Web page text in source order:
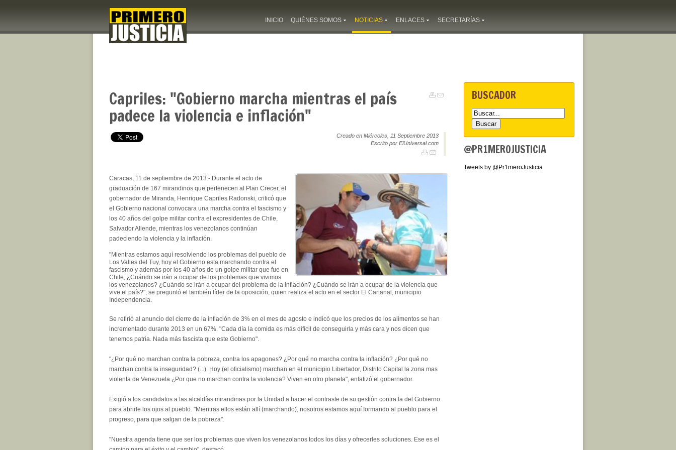
INICIO QUIÉNES SOMOS NOTICIAS ENLACES SECRETARÍAS
Capriles: "Gobierno marcha mientras el país
padece la violencia e inflación"
Creado en Miércoles, 11 Septiembre 2013
Escrito por ElUniversal.com
Caracas, 11 de septiembre de 2013.- Durante el acto de
graduación de 167 mirandinos que pertenecen al Plan Crecer, el
gobernador de Miranda, Henrique Capriles Radonski, criticó que
el Gobierno nacional convocara una marcha contra el fascismo y
los 40 años del golpe militar contra el expresidentes de Chile,
Salvador Allende, mientras los venezolanos continúan
padeciendo la violencia y la inflación.
"Mientras estamos aquí resolviendo los problemas del pueblo de
Los Valles del Tuy, hoy el Gobierno esta marchando contra el
fascismo y además por los 40 años de un golpe militar que fue en
Chile, ¿Cuándo se irán a ocupar de los problemas que vivimos
los venezolanos? ¿Cuándo se irán a ocupar del problema de la inflación? ¿Cuándo se irán a ocupar de la violencia que
vive el país?", se preguntó el también líder de la oposición, quien realiza el acto en el sector El Cartanal, municipio
Independencia.
Se refirió al anuncio del cierre de la inflación de 3% en el mes de agosto e indicó que los precios de los alimentos se han
incrementado durante 2013 en un 67%. "Cada día la comida es más difícil de conseguirla y más cara y nos dicen que
tenemos patria. Nada más fascista que este Gobierno".
"¿Por qué no marchan contra la pobreza, contra los apagones? ¿Por qué no marcha contra la inflación? ¿Por qué no
marchan contra la inseguridad? (...) Hoy (el oficialismo) marchan en el municipio Libertador, Distrito Capital la zona mas
violenta de Venezuela ¿Por que no marchan contra la violencia? Viven en otro planeta", enfatizó el gobernador.
Exigió a los candidatos a las alcaldías mirandinas por la Unidad a hacer el contraste de su gestión contra la del Gobierno
para abrirle los ojos al pueblo. "Mientras ellos están allí (marchando), nosotros estamos aquí formando al pueblo para el
progreso, para que salgan de la pobreza".
"Nuestra agenda tiene que ser los problemas que viven los venezolanos todos los días y ofrecerles soluciones. Ese es el
BUSCADOR
@PR1MEROJUSTICIA
Tweets by @Pr1meroJusticia